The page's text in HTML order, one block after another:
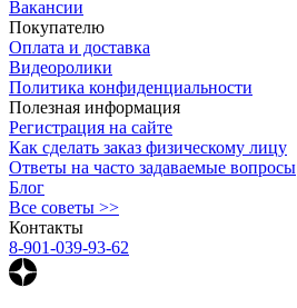
Вакансии
Покупателю
Оплата и доставка
Видеоролики
Политика конфиденциальности
Полезная информация
Регистрация на сайте
Как сделать заказ физическому лицу
Ответы на часто задаваемые вопросы
Блог
Все советы >>
Контакты
8-901-039-93-62